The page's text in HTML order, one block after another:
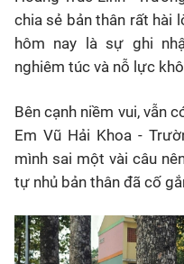
chia sẻ bản thân rất hài
hôm nay là sự ghi
nghiêm túc và nỗ lực
Bên cạnh niềm vui, vẫn
Em Vũ Hải Khoa -
mình sai một vài câu
tự nhủ bản thân đã cố